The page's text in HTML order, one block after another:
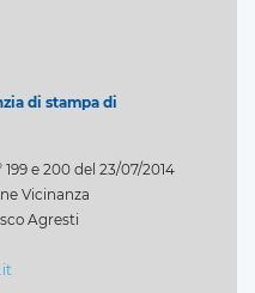
di stampa di
e 200 del 23/07/2014
Vicinanza
Agresti